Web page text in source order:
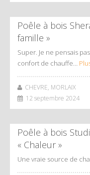
Poêle à bois
famille »
Super. Je ne pensais
confort de chauffe…
CHEVRE, MORLAIX
12 septembre 2024
Poêle à bois
« Chaleur »
Une vraie source de